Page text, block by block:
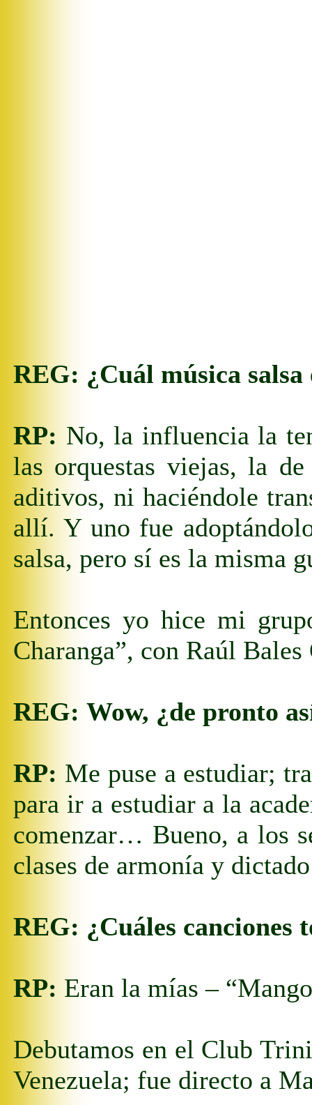
REG: ¿Cuál música
RP: No, la influencia la
las orquestas viejas, la
aditivos, ni haciéndole
allí. Y uno fue
salsa, pero sí es la misma
Entonces yo hice mi
Charanga”, con Raúl
REG: Wow, ¿de pronto
RP: Me puse a estudiar;
para ir a estudiar a la
comenzar… Bueno, a los
clases de armonía y
REG: ¿Cuáles canciones
RP: Eran la mías –
Debutamos en el Club
Venezuela; fue directo a